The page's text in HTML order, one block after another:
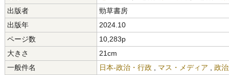
出版者
勁草書房
出版年
2024.10
ページ数
10,283p
大きさ
21cm
一般件名
日本-政治・行政 マス・メディア
政